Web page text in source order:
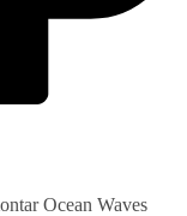
Ocean Waves